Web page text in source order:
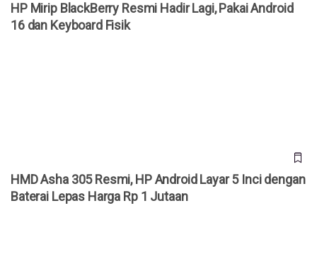
HP Mirip BlackBerry Resmi Hadir Lagi, Pakai Android
16 dan Keyboard Fisik
HMD Asha 305 Resmi, HP Android Layar 5 Inci dengan
Baterai Lepas Harga Rp 1 Jutaan